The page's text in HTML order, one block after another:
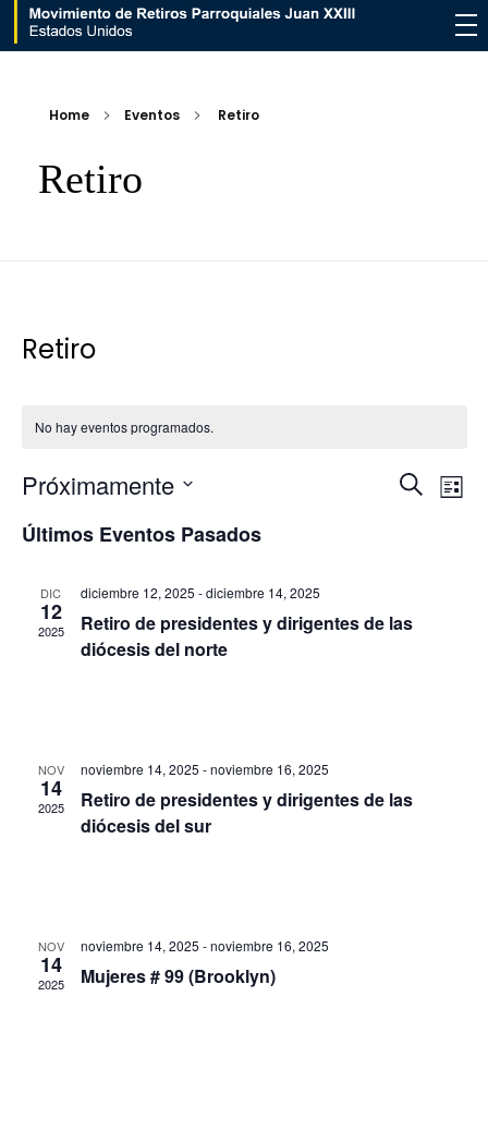
Movimiento de Retiros Parroquiales Juan XXIII - Estados Unidos
Home Eventos Retiro
Retiro
Retiro
No hay eventos programados.
de
Buscar
Lista
Próximamente
fecha.
Últimos Eventos Pasados
DIC
12
2025
diciembre 12, 2025 -diciembre 14, 2025
Retiro de presidentes y dirigentes de las
diócesis del norte
NOV
14
2025
noviembre 14, 2025 -noviembre 16, 2025
Retiro de presidentes y dirigentes de las
diócesis del sur
NOV
14
2025
noviembre 14, 2025 -noviembre 16, 2025
Mujeres # 99 (Brooklyn)